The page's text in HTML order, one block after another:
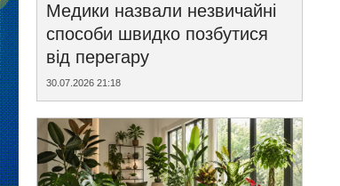
Медики назвали незвичайні
способи швидко позбутися
від перегару
30.07.2026 21:18